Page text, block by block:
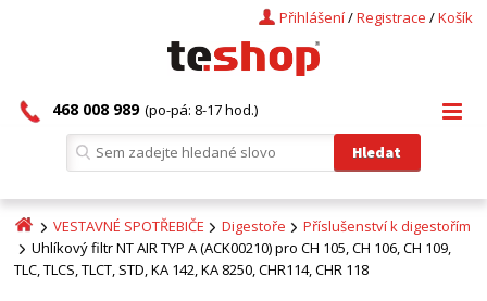
Košík
/
Registrace
/
Přihlášení
468 008 989 (po-pá: 8-17 hod.)
VESTAVNÉ SPOTŘEBIČE Digestoře
Příslušenství k digestořím
Uhlíkový filtr NT AIR TYP A (ACK00210) pro CH 105, CH 106, CH 109,
TLC, TLCS, TLCT, STD, KA 142, KA 8250, CHR114, CHR 118